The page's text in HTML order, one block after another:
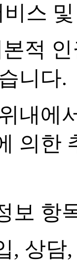
스
적
니다.
내에
의한
보 항
, 상담